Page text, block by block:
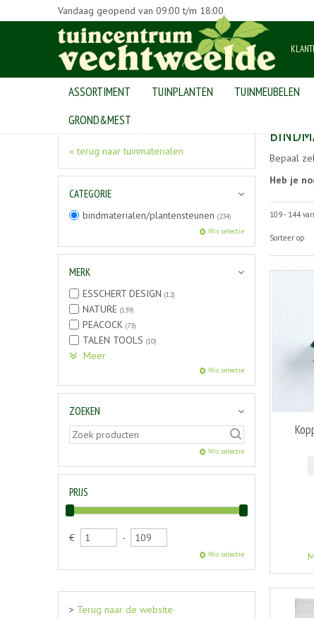
Home > Producten
Vandaag geopend van 09:00 t/m 18:00
ASSORTIMENT TUINPLANTEN TUINMEUBELEN
GROND&MEST
Bepaal
Heb je
109 - 144
Sorteer op
« terug naar tuinmaterialen
CATEGORIE
bindmaterialen/plantensteunen (234)
Wis selectie
MERK
ESSCHERT DESIGN (12)
NATURE (139)
PEACOCK (73)
TALEN TOOLS (10)
Meer
Wis selectie
ZOEKEN
Wis selectie
PRIJS
€ -
Wis selectie
> Terug naar de website